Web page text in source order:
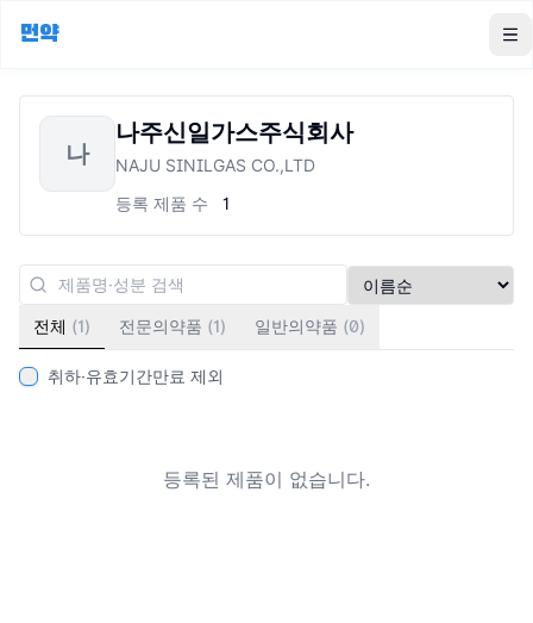
먼약
나
나주신일가스주식회사
NAJU SINILGAS CO.,LTD
등록 제품 수
1
전체 (1) 전문의약품 (1) 일반의약품 (0)
취하·유효기간만료 제외
등록된 제품이 없습니다.